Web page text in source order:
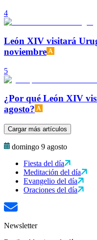
4
León XIV visitará
noviembre
5
¿Por qué León XIV
agosto?
Cargar más artículos
domingo 9 agosto
Fiesta del día
Meditación del día
Evangelio del día
Oraciones del día
Newsletter